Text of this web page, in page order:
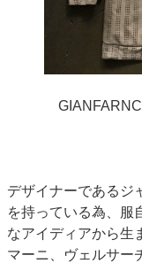
デザイナーであるジ
を持っている為、服
なアイディアから生
マーニ、ヴェルサー